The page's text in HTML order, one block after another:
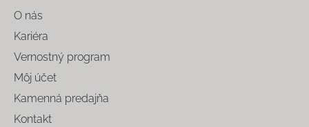
O nás
Kariéra
Vernostný program
Môj účet
Kamenná predajňa
Kontakt